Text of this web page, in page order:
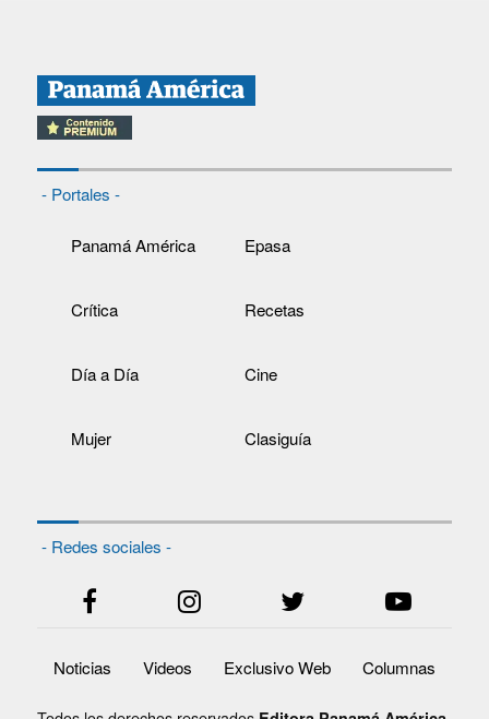
- Portales -
Panamá América Epasa
Crítica Recetas
Día a Día Cine
Mujer Clasiguía
- Redes sociales -
Noticias Videos Exclusivo Web Columnas